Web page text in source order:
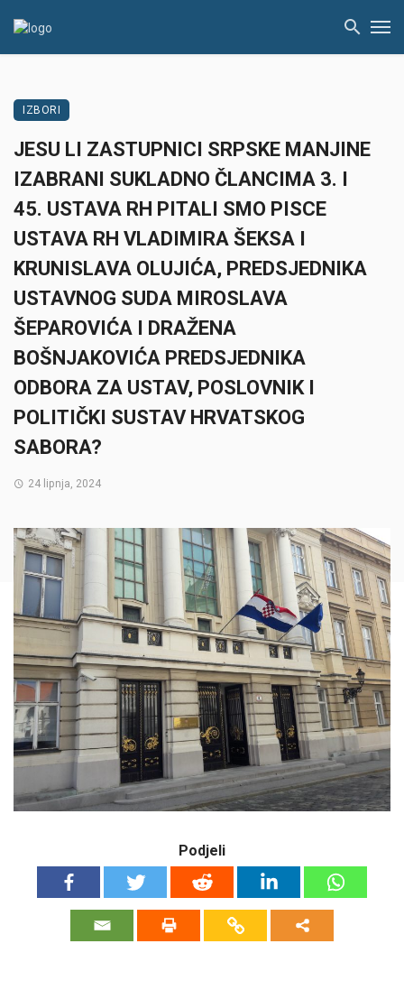
IZBORI
JESU LI ZASTUPNICI SRPSKE MANJINE
IZABRANI SUKLADNO ČLANCIMA 3. I
45. USTAVA RH PITALI SMO PISCE
USTAVA RH VLADIMIRA ŠEKSA I
KRUNISLAVA OLUJIĆA, PREDSJEDNIKA
USTAVNOG SUDA MIROSLAVA
ŠEPAROVIĆA I DRAŽENA
BOŠNJAKOVIĆA PREDSJEDNIKA
ODBORA ZA USTAV, POSLOVNIK I
POLITIČKI SUSTAV HRVATSKOG
SABORA?
24 lipnja, 2024
Podjeli